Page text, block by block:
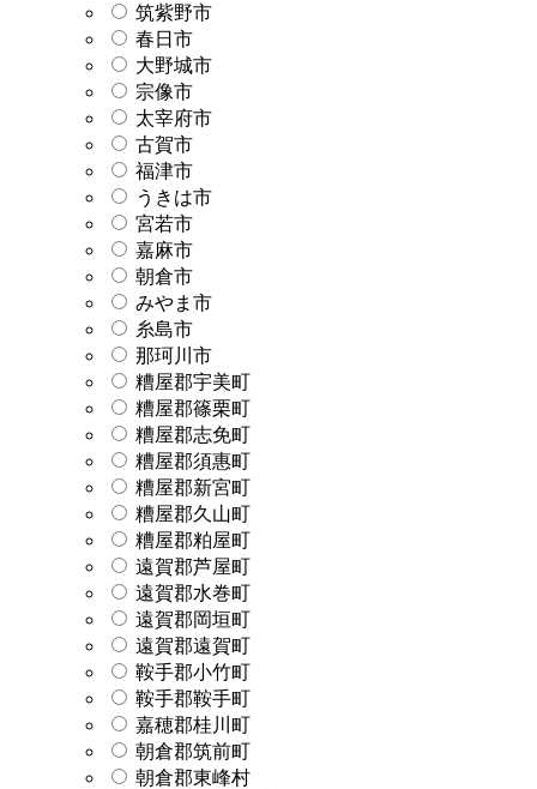
筑紫野市
春日市
大野城市
宗像市
太宰府市
古賀市
福津市
うきは市
宮若市
嘉麻市
朝倉市
みやま市
糸島市
那珂川市
糟屋郡宇美町
糟屋郡篠栗町
糟屋郡志免町
糟屋郡須惠町
糟屋郡新宮町
糟屋郡久山町
糟屋郡粕屋町
遠賀郡芦屋町
遠賀郡水巻町
遠賀郡岡垣町
遠賀郡遠賀町
鞍手郡小竹町
鞍手郡鞍手町
嘉穂郡桂川町
朝倉郡筑前町
朝倉郡東峰村